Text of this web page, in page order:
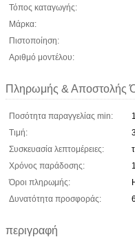
Τόπος καταγωγής:
Μάρκα:
Πιστοποίηση:
Αριθμό μοντέλου:
Πληρωμής & Αποστολής
Ποσότητα παραγγελίας min:
Τιμή:
Συσκευασία λεπτομέρειες:
Χρόνος παράδοσης:
Όροι πληρωμής:
Δυνατότητα προσφοράς:
περιγραφή